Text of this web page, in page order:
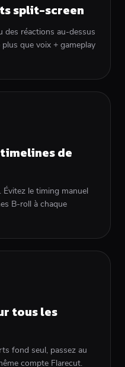
split-screen
des réactions au-dessus
que voix + gameplay
de
le timing manuel
B-roll à chaque
tous les
fond seul, passez au
compte Flarecut.